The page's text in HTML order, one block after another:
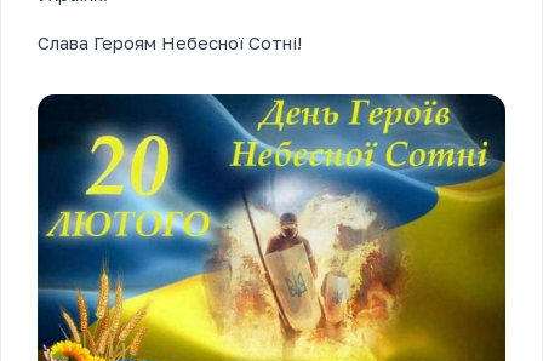
Слава Героям Небесної Сотні!